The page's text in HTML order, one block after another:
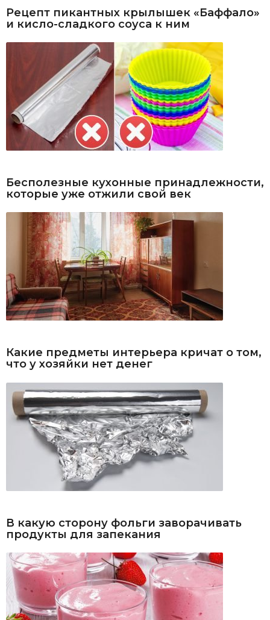
Рецепт пикантных крылышек «Баффало»
и кисло-сладкого соуса к ним
Бесполезные кухонные принадлежности,
которые уже отжили свой век
Какие предметы интерьера кричат о том,
что у хозяйки нет денег
В какую сторону фольги заворачивать
продукты для запекания